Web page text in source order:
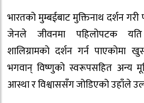
भारतको मुम्बईबाट मुक्तिनाथ दर्शन
जेनले जीवनमा पहिलोपटक
शालिग्रामको दर्शन गर्न पाएकोमा
भगवान् विष्णुको स्वरूपसहित अन्य
आस्था र विश्वाससँग जोडिएको उहाँले